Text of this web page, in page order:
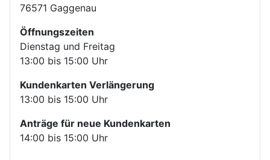
76571 Gaggenau
Öffnungszeiten
Dienstag und Freitag
13:00 bis 15:00 Uhr
Kundenkarten Verlängerung
13:00 bis 15:00 Uhr
Anträge für neue Kundenkarten
14:00 bis 15:00 Uhr